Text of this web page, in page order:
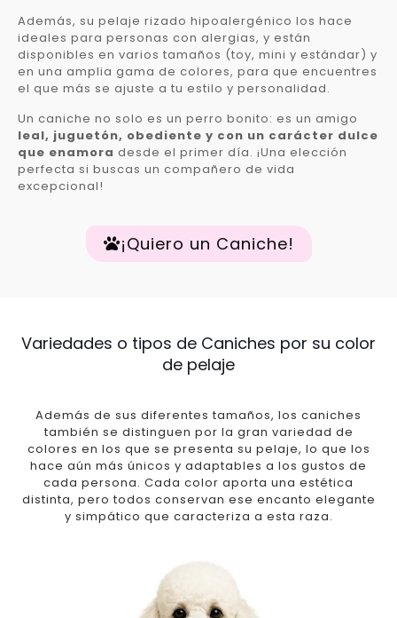
Además, su pelaje rizado hipoalergénico los hace
ideales para personas con alergias, y están
disponibles en varios tamaños (toy, mini y estándar) y
en una amplia gama de colores, para que encuentres
el que más se ajuste a tu estilo y personalidad.
Un caniche no solo es un perro bonito: es un amigo
leal, juguetón, obediente y con un carácter dulce
que enamora desde el primer día. ¡Una elección
perfecta si buscas un compañero de vida
excepcional!
¡Quiero un Caniche!
Variedades o tipos de Caniches por su color
de pelaje
Además de sus diferentes tamaños, los caniches
también se distinguen por la gran variedad de
colores en los que se presenta su pelaje, lo que los
hace aún más únicos y adaptables a los gustos de
cada persona. Cada color aporta una estética
distinta, pero todos conservan ese encanto elegante
y simpático que caracteriza a esta raza.